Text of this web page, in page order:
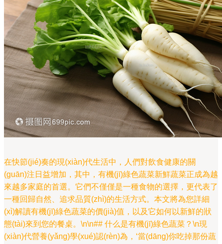
在快節(jié)奏的現(xiàn)代生活中，人們對飲食健康的關
(guān)注日益增加，其中，有機(jī)綠色蔬菜新鮮蔬菜正成為越
來越多家庭的首選。它們不僅僅是一種食物的選擇，更代表了
一種回歸自然、追求品質(zhì)的生活方式。本文將為您詳細
(xì)解讀有機(jī)綠色蔬菜的價(jià)值，以及它如何以新鮮的狀
態(tài)來到您的餐桌。\n\n## 什么是有機(jī)綠色蔬菜？\n現
(xiàn)代營養(yǎng)學(xué)認(rèn)為，‘當(dāng)你吃掉那份蔬